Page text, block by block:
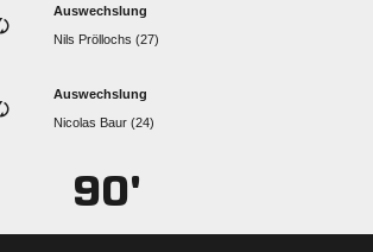
Auswechslung
  
Auswechslung
  
90'